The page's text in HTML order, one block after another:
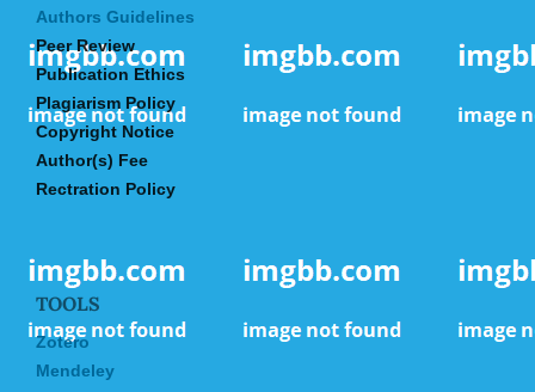
Authors Guidelines
Peer Review
Publication Ethics
Plagiarism Policy
Copyright Notice
Author(s) Fee
Rectration Policy
TOOLS
Zotero
Mendeley